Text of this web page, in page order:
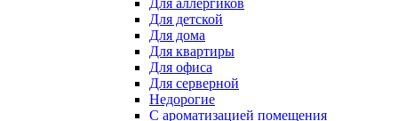
Для аллергиков
Для детской
Для дома
Для квартиры
Для офиса
Для серверной
Недорогие
С ароматизацией помещения